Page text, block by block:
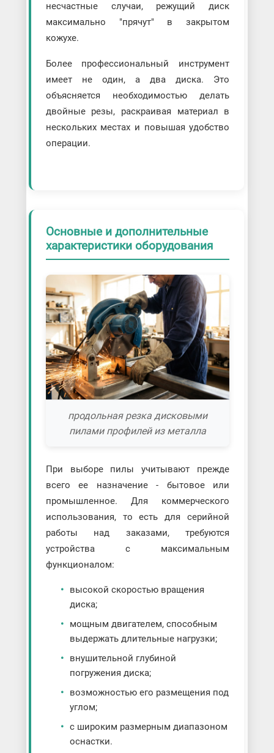
несчастные случаи, режущий диск
максимально "прячут" в закрытом
кожухе.
Более профессиональный инструмент
имеет не один, а два диска. Это
объясняется необходимостью делать
двойные резы, раскраивая материал в
нескольких местах и повышая удобство
операции.
Основные и дополнительные
характеристики оборудования
продольная резка дисковыми
пилами профилей из металла
При выборе пилы учитывают прежде
всего ее назначение - бытовое или
промышленное. Для коммерческого
использования, то есть для серийной
работы над заказами, требуются
устройства с максимальным
функционалом:
высокой скоростью вращения
диска;
мощным двигателем, способным
выдержать длительные нагрузки;
внушительной глубиной
погружения диска;
возможностью его размещения под
углом;
с широким размерным диапазоном
оснастки.